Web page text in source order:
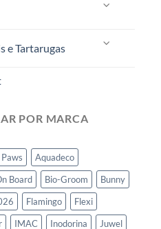
e Tartarugas
POR MARCA
Aquadeco
Board
Bio-Groom
Bunny
Flamingo
Flexi
IMAC Inodorina
Juwel